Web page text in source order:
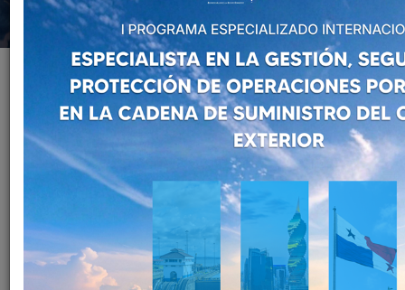
Home Formación y Capacitación Cursos y Eventos BASC
CURSOS Y EVENTOS BASC
Manténgase actualizado con los Cursos, Talleres, Charlas,
Seminarios, Foros y Programas Especializados ofrecidos
por BASC PERÚ.